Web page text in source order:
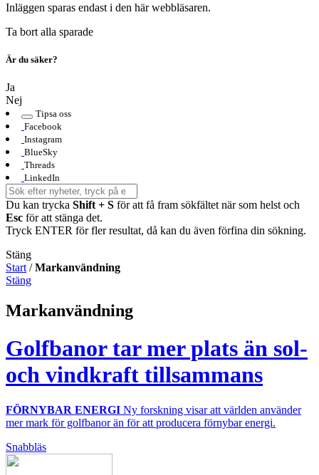
Inläggen sparas endast i den här webbläsaren.
Ta bort alla sparade
Är du säker?
Ja
Nej
Tipsa oss
Facebook
Instagram
BlueSky
Threads
LinkedIn
Du kan trycka Shift + S för att få fram sökfältet när som helst och
Esc för att stänga det.
Tryck ENTER för fler resultat, då kan du även förfina din sökning.
Stäng
Start /Markanvändning
Stäng
Markanvändning
Golfbanor tar mer plats än sol-
och vindkraft tillsammans
FÖRNYBAR ENERGI Ny forskning visar att världen använder
mer mark för golfbanor än för att producera förnybar energi.
Snabbläs